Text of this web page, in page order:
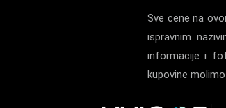
Sve cene na
ispravnim
informacije i
kupovine